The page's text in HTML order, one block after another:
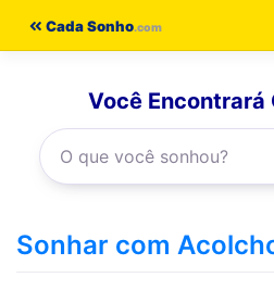
Cada Sonho
Você Encontrará
Sonhar com